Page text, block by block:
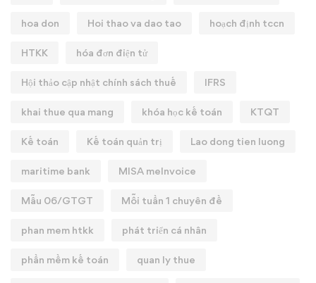
hoa don Hoi thao va dao tao hoạch định tccn
HTKK hóa đơn điện tử
Hội thảo cập nhật chính sách thuế IFRS
khai thue qua mang khóa học kế toán KTQT
Kế toán Kế toán quản trị Lao dong tien luong
maritime bank MISA meInvoice
Mẫu 06/GTGT Mỗi tuần 1 chuyên đề
phan mem htkk phát triển cá nhân
phần mềm kế toán quan ly thue